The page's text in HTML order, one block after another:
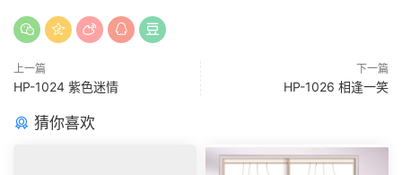
上一篇
HP-1024 紫色迷情
下一篇
HP-1026 相逢一笑
猜你喜欢